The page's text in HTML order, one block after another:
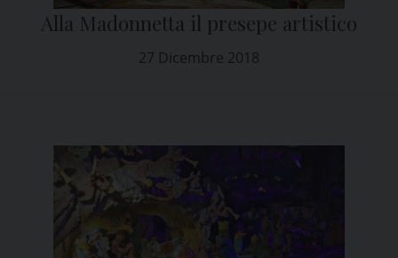
27 Dicembre 2018
Alla Madonnetta il presepe artistico